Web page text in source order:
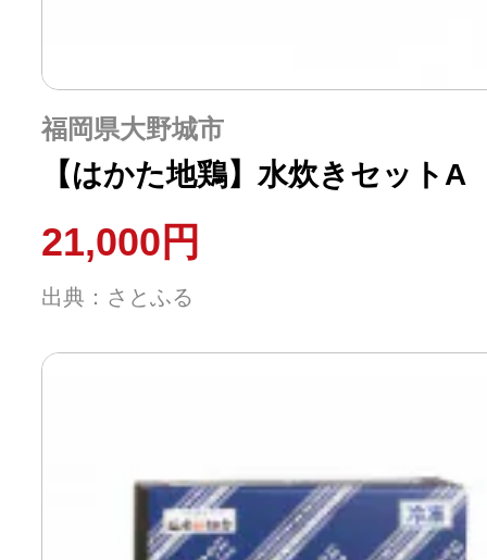
福岡県大野城市
【はかた地鶏】水炊きセットA
21,000円
出典：さとふる